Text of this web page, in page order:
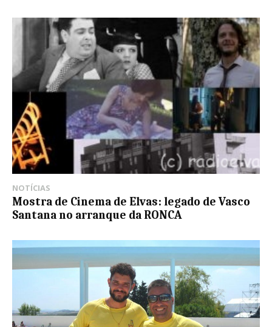
NOTÍCIAS
Mostra de Cinema de Elvas: legado de Vasco
Santana no arranque da RONCA